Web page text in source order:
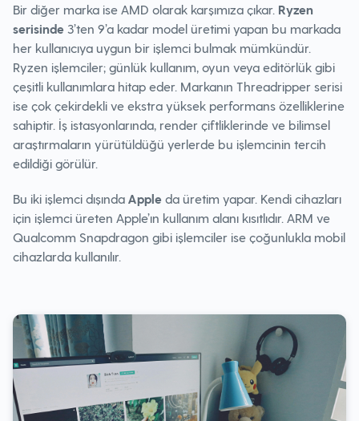
Bir diğer marka ise AMD olarak karşımıza çıkar. Ryzen
serisinde 3’ten 9’a kadar model üretimi yapan bu markada
her kullanıcıya uygun bir işlemci bulmak mümkündür.
Ryzen işlemciler; günlük kullanım, oyun veya editörlük gibi
çeşitli kullanımlara hitap eder. Markanın Threadripper serisi
ise çok çekirdekli ve ekstra yüksek performans özelliklerine
sahiptir. İş istasyonlarında, render çiftliklerinde ve bilimsel
araştırmaların yürütüldüğü yerlerde bu işlemcinin tercih
edildiği görülür.
Bu iki işlemci dışında Apple da üretim yapar. Kendi cihazları
için işlemci üreten Apple’ın kullanım alanı kısıtlıdır. ARM ve
Qualcomm Snapdragon gibi işlemciler ise çoğunlukla mobil
cihazlarda kullanılır.